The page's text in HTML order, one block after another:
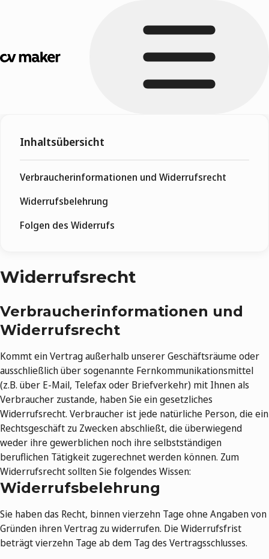
Widerrufsrecht
Verbraucherinformationen und
Widerrufsrecht
Kommt ein Vertrag außerhalb unserer Geschäftsräume oder
ausschließlich über sogenannte Fernkommunikationsmittel
(z.B. über E-Mail, Telefax oder Briefverkehr) mit Ihnen als
Verbraucher zustande, haben Sie ein gesetzliches
Widerrufsrecht. Verbraucher ist jede natürliche Person, die ein
Rechtsgeschäft zu Zwecken abschließt, die überwiegend
weder ihre gewerblichen noch ihre selbstständigen
beruflichen Tätigkeit zugerechnet werden können. Zum
Widerrufsrecht sollten Sie folgendes Wissen:
Widerrufsbelehrung
Sie haben das Recht, binnen vierzehn Tage ohne Angaben von
Gründen ihren Vertrag zu widerrufen. Die Widerrufsfrist
beträgt vierzehn Tage ab dem Tag des Vertragsschlusses.
Inhaltsübersicht
Verbraucherinformationen und Widerrufsrecht
Widerrufsbelehrung
Folgen des Widerrufs